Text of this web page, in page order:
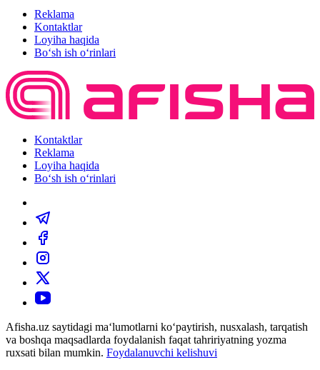
Reklama
Kontaktlar
Loyiha haqida
Bo‘sh ish o‘rinlari
Kontaktlar
Reklama
Loyiha haqida
Bo‘sh ish o‘rinlari
Afisha.uz saytidagi ma‘lumotlarni ko‘paytirish, nusxalash, tarqatish
va boshqa maqsadlarda foydalanish faqat tahririyatning yozma
ruxsati bilan mumkin. Foydalanuvchi kelishuvi